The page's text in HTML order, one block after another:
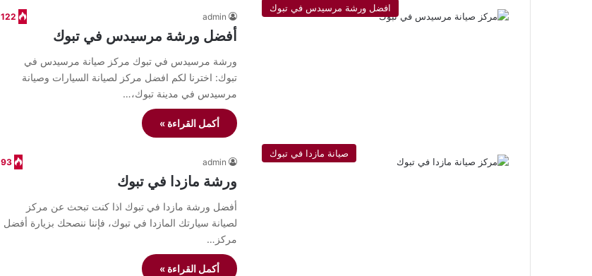
افضل ورشة مرسيدس في تبوك
admin
122
أفضل ورشة مرسيدس في تبوك
ورشة مرسيدس في تبوك مركز صيانة مرسيدس في
تبوك: اخترنا لكم افضل مركز لصيانة السيارات وصيانة
مرسيدس في مدينة تبوك،…
أكمل القراءة »
صيانة مازدا في تبوك
admin
93
ورشة مازدا في تبوك
أفضل ورشة مازدا في تبوك اذا كنت تبحث عن مركز
لصيانة سيارتك المازدا في تبوك، فإننا ننصحك بزيارة أفضل
مركز…
أكمل القراءة »